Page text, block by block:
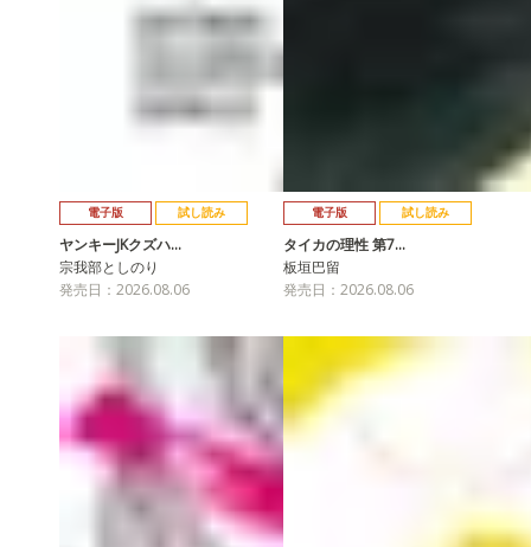
電子版 試し読み
ヤンキーJKクズハ…
宗我部としのり
発売日：2026.08.06
電子版 試し読み
タイカの理性 第7…
板垣巴留
発売日：2026.08.06